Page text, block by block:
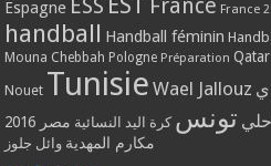
Espagne ESS France France
handball Handball féminin
Mouna Chebbah Pologne Préparation Qatar
Nouet Tunisie Wael Jallouz
تونس كرة اليد النسائية مصر 2016
مكارم المهدية وائل جلوز